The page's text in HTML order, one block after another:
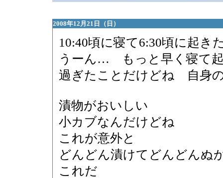
2008年12月21日（日）
10:40頃に寝て6:30頃に起き
うーん… もっと早く寝て
過ぎたことだけどね 自身
漬物がおいしい
小カブなんだけどね
これが意外と
どんどん漬けてどんどんぬ
これだ